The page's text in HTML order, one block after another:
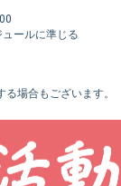
ルに準じる
もございます。